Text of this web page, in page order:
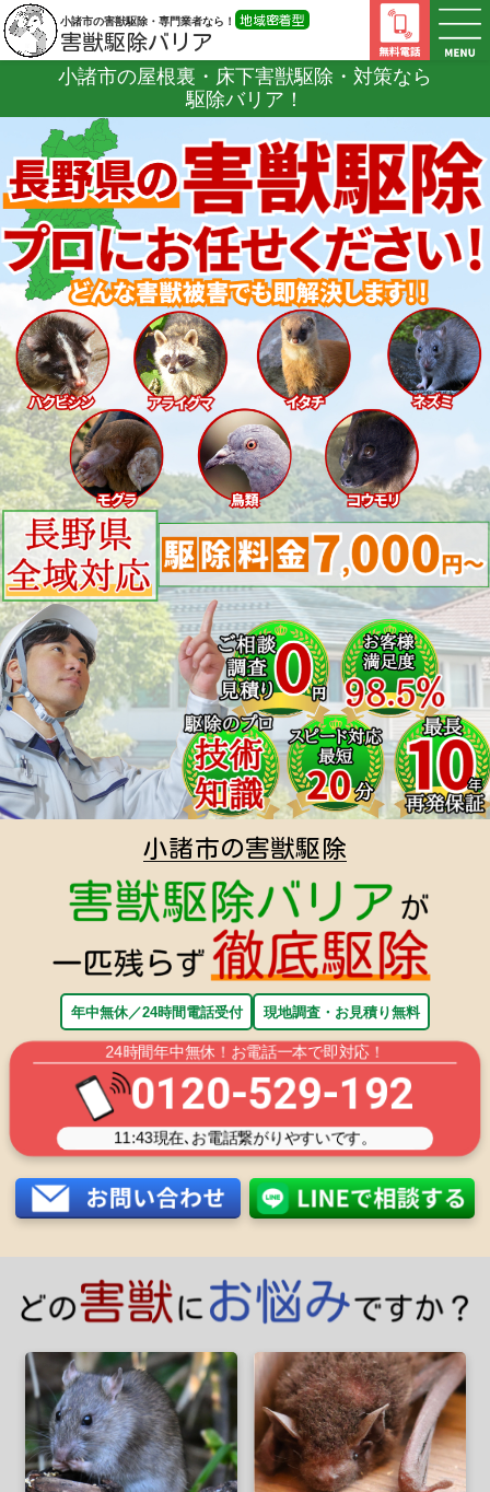
小諸市の害獣駆除・専門業者なら！ 地域密着型
害獣駆除バリア
小諸市の屋根裏・床下害獣駆除・対策なら
駆除バリア！
小諸市の害獣駆除
年中無休／24時間電話受付 現地調査・お見積り無料
24時間年中無休！お電話一本で即対応！
0120-529-192
11:43現在､お電話繋がりやすいです。